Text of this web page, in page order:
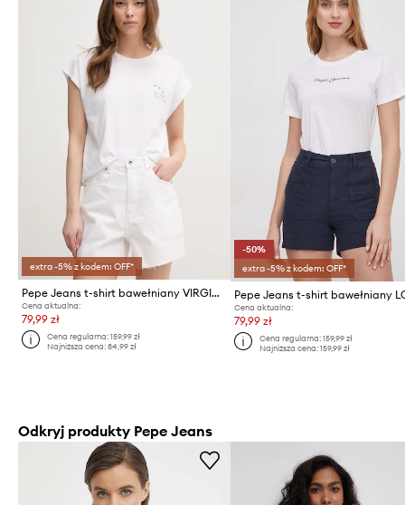
extra -5% z kodem: OFF*
Pepe Jeans t-shirt bawełniany VIRGINIA
Cena aktualna:
79,99 zł
Cena regularna:159,99 zł
Najniższa cena:84,99 zł
-50%
extra -5% z kodem: OFF*
Cena aktualna:
79,99 zł
Cena regularna: 159,99 zł
Najniższa cena: 159,99 zł
Odkryj produkty Pepe Jeans